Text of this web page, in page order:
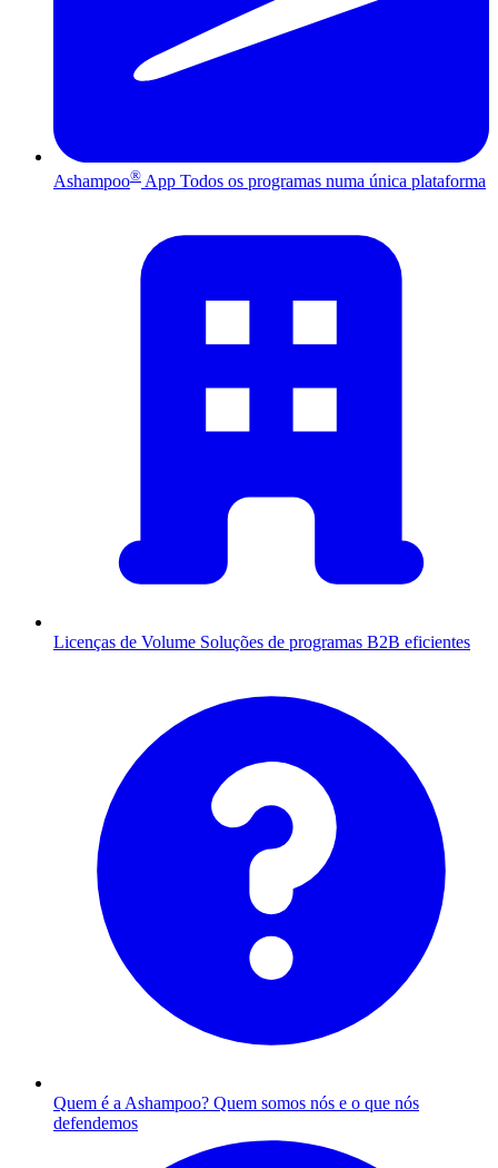
Ashampoo® App Todos os programas numa única plataforma
Licenças de Volume Soluções de programas B2B eficientes
Quem é a Ashampoo? Quem somos nós e o que nós
defendemos